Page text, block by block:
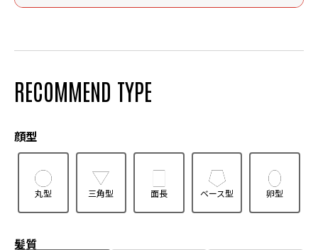
RECOMMEND TYPE
顔型
丸型 三角型 面長 ベース型 卵型
髪質